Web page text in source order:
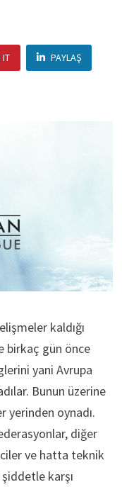
IT PAYLAŞ
kaldığı
birkaç gün önce
yani Avrupa
Bunun üzerine
yerinden oynadı.
diğer
ve hatta teknik
karşı